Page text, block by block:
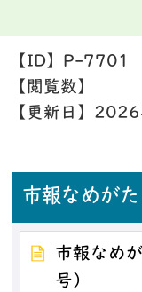
【ID】 P-7701
【閲覧数】
【更新日】 2026
市報なめが
市報なめ
号）